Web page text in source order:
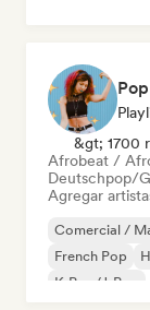
&gt; 1700
Afrobeat /
Deutschpop/
Agregar
Comercial /
French Pop
K-Pop/J-Pop